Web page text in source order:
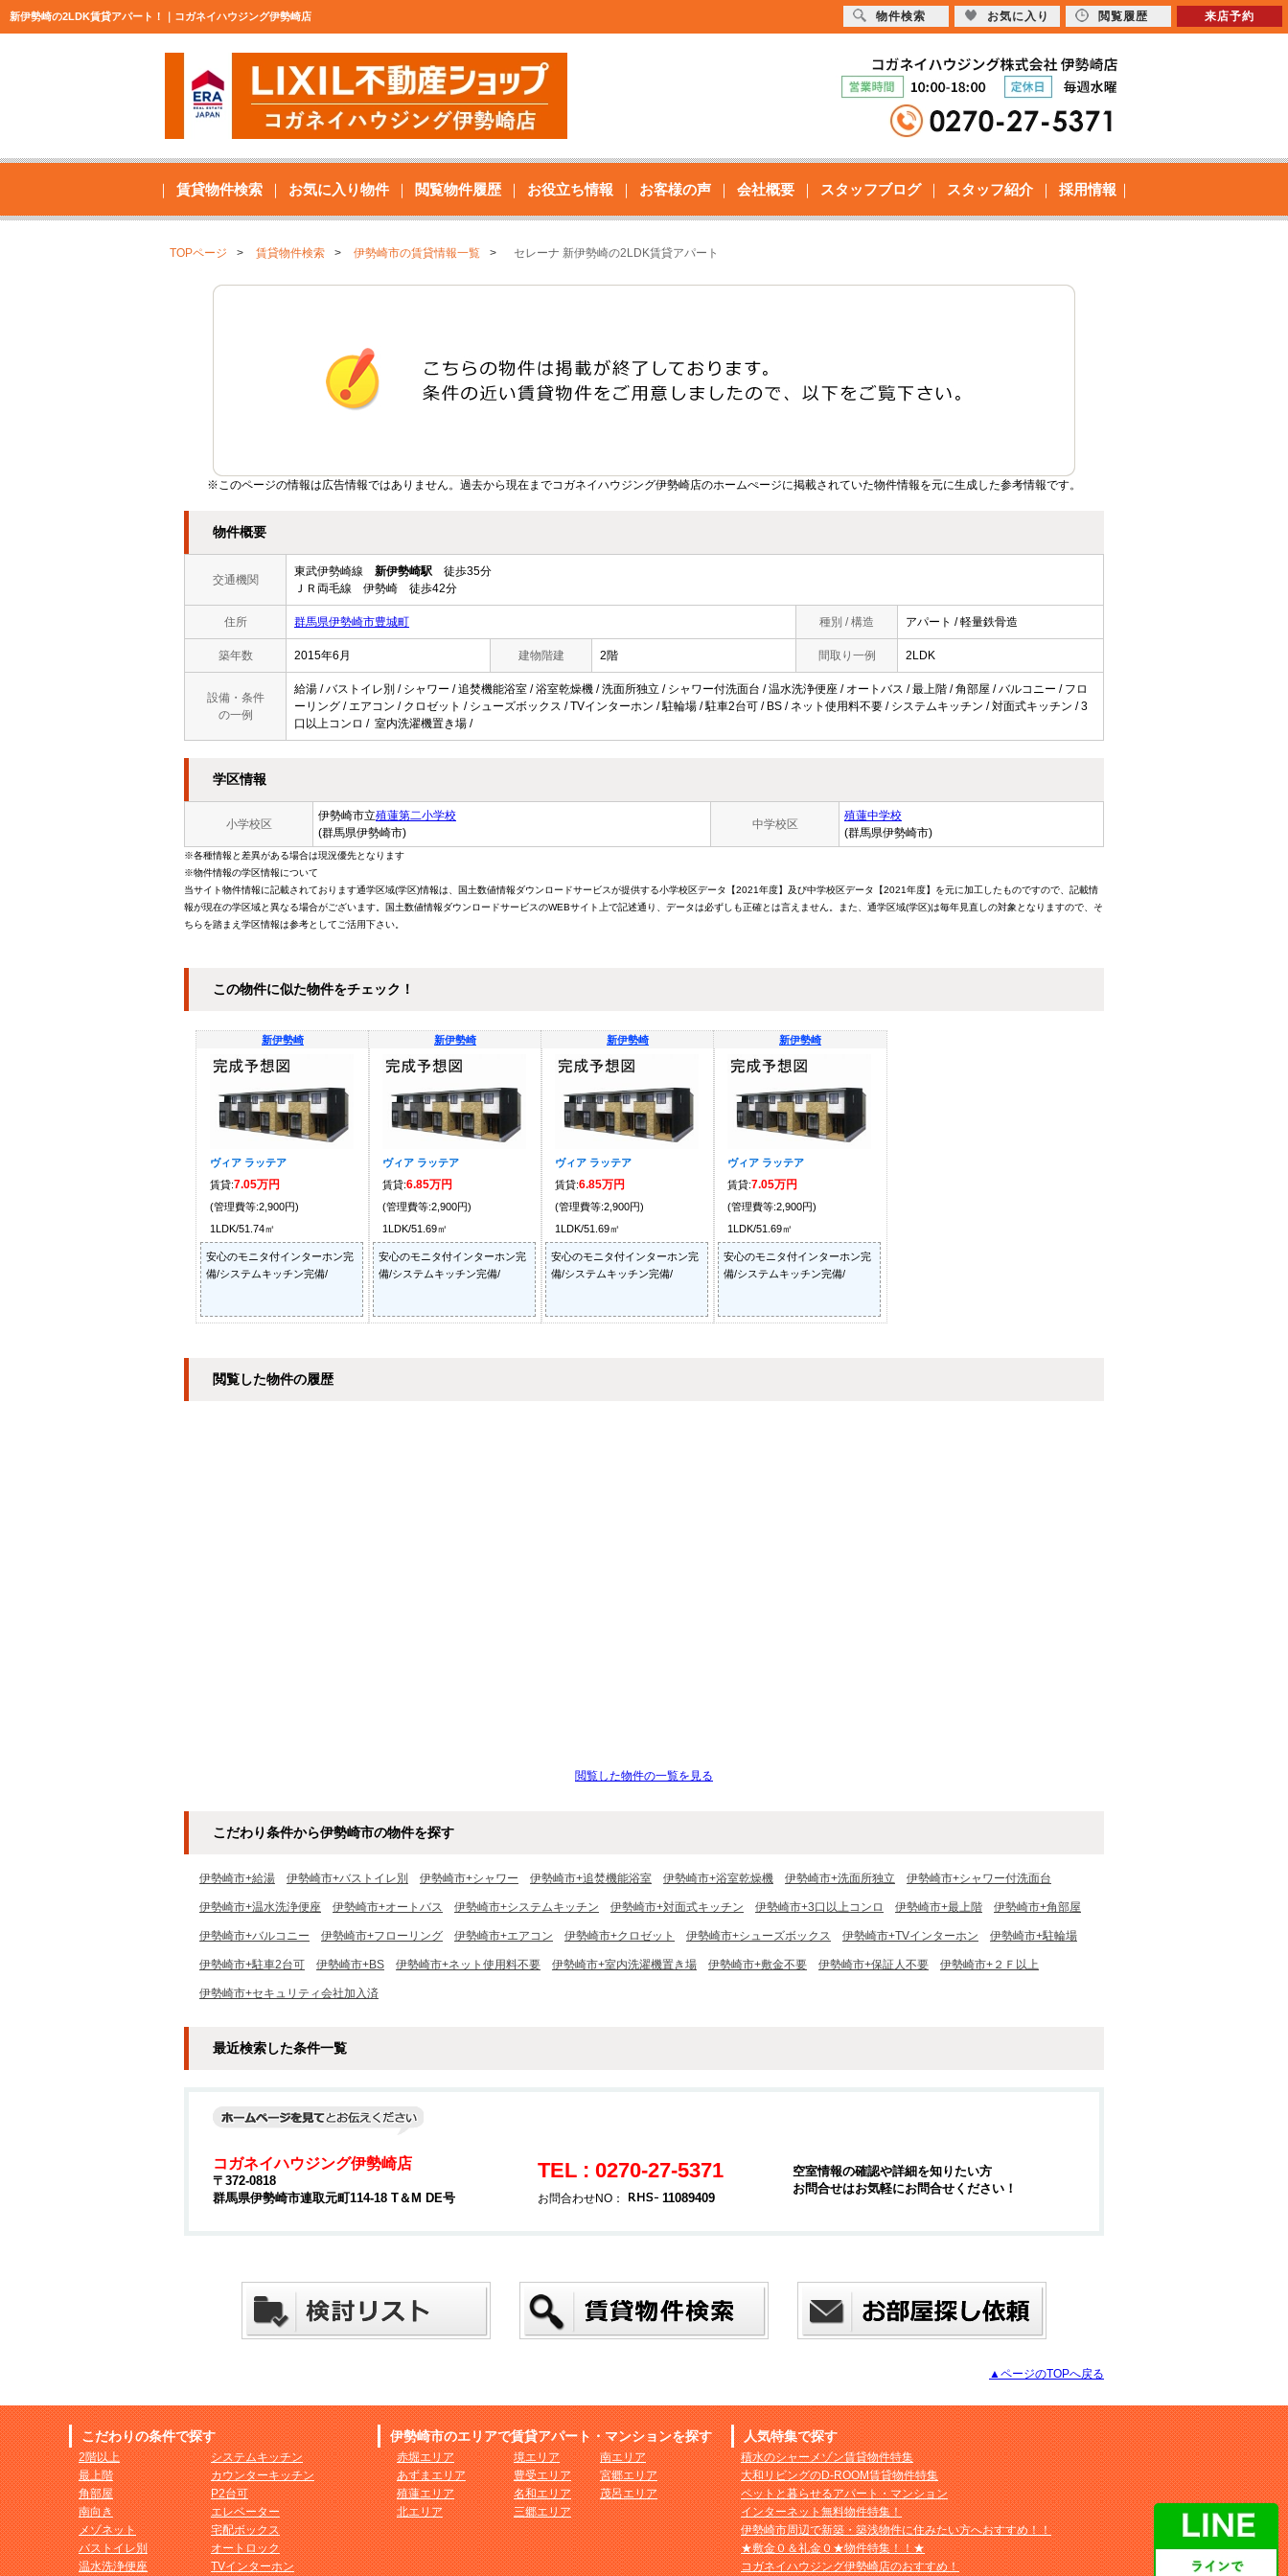
新伊勢崎の2LDK賃貸アパート！｜コガネイハウジング伊勢崎店
賃貸物件検索 お気に入り物件 閲覧物件履歴 お役立ち情報 お客様の声 会社概要 スタッフブログ スタッフ紹介 採用情報
TOPページ 賃貸物件検索 伊勢崎市の賃貸情報一覧 セレーナ 新伊勢崎の2LDK賃貸アパート
※このページの情報は広告情報ではありません。過去から現在までコガネイハウジング伊勢崎店のホームぺージに掲載されていた物件情報を元に生成した参考情報です。
物件概要
交通機関
東武伊勢崎線 新伊勢崎駅 徒歩35分
ＪＲ両毛線 伊勢崎 徒歩42分
住所 群馬県伊勢崎市豊城町 種別 / 構造 アパート / 軽量鉄骨造
築年数 2015年6月 建物階建 2階 間取り一例 2LDK
設備・条件
の一例
給湯 / バストイレ別 / シャワー / 追焚機能浴室 / 浴室乾燥機 / 洗面所独立 / シャワー付洗面台 / 温水洗浄便座 / オートバス / 最上階 / 角部屋 / バルコニー / フロ
ーリング / エアコン / クロゼット / シューズボックス / TVインターホン / 駐輪場 / 駐車2台可 / BS / ネット使用料不要 / システムキッチン / 対面式キッチン / 3
口以上コンロ / 室内洗濯機置き場 /
学区情報
小学校区
伊勢崎市立殖蓮第二小学校
(群馬県伊勢崎市)
中学校区
殖蓮中学校
(群馬県伊勢崎市)
※各種情報と差異がある場合は現況優先となります
※物件情報の学区情報について
当サイト物件情報に記載されております通学区域(学区)情報は、国土数値情報ダウンロードサービスが提供する小学校区データ【2021年度】及び中学校区データ【2021年度】を元に加工したものですので、記載情
報が現在の学区域と異なる場合がございます。国土数値情報ダウンロードサービスのWEBサイト上で記述通り、データは必ずしも正確とは言えません。また、通学区域(学区)は毎年見直しの対象となりますので、そ
ちらを踏まえ学区情報は参考としてご活用下さい。
この物件に似た物件をチェック！
新伊勢崎
ヴィア ラッテア
賃貸:7.05万円
(管理費等:2,900円)
1LDK/51.74㎡
安心のモニタ付インターホン完
備/システムキッチン完備/
新伊勢崎
ヴィア ラッテア
賃貸:6.85万円
(管理費等:2,900円)
1LDK/51.69㎡
安心のモニタ付インターホン完
備/システムキッチン完備/
新伊勢崎
ヴィア ラッテア
賃貸:6.85万円
(管理費等:2,900円)
1LDK/51.69㎡
安心のモニタ付インターホン完
備/システムキッチン完備/
新伊勢崎
ヴィア ラッテア
賃貸:7.05万円
(管理費等:2,900円)
1LDK/51.69㎡
安心のモニタ付インターホン完
備/システムキッチン完備/
閲覧した物件の履歴
閲覧した物件の一覧を見る
こだわり条件から伊勢崎市の物件を探す
伊勢崎市+給湯 伊勢崎市+バストイレ別 伊勢崎市+シャワー 伊勢崎市+追焚機能浴室 伊勢崎市+浴室乾燥機 伊勢崎市+洗面所独立 伊勢崎市+シャワー付洗面台
伊勢崎市+温水洗浄便座 伊勢崎市+オートバス 伊勢崎市+システムキッチン 伊勢崎市+対面式キッチン 伊勢崎市+3口以上コンロ 伊勢崎市+最上階 伊勢崎市+角部屋
伊勢崎市+バルコニー 伊勢崎市+フローリング 伊勢崎市+エアコン 伊勢崎市+クロゼット 伊勢崎市+シューズボックス 伊勢崎市+TVインターホン 伊勢崎市+駐輪場
伊勢崎市+駐車2台可 伊勢崎市+BS 伊勢崎市+ネット使用料不要 伊勢崎市+室内洗濯機置き場 伊勢崎市+敷金不要 伊勢崎市+保証人不要 伊勢崎市+２Ｆ以上
伊勢崎市+セキュリティ会社加入済
最近検索した条件一覧
コガネイハウジング伊勢崎店
〒372-0818
群馬県伊勢崎市連取元町114-18 T＆M DE号
TEL : 0270-27-5371
お問合わせNO： 11089409
空室情報の確認や詳細を知りたい方
お問合せはお気軽にお問合せください！
▲ページのTOPへ戻る
こだわりの条件で探す
2階以上
最上階
角部屋
南向き
メゾネット
バストイレ別
温水洗浄便座
システムキッチン
カウンターキッチン
P2台可
エレベーター
宅配ボックス
オートロック
TVインターホン
伊勢崎市のエリアで賃貸アパート・マンションを探す
赤堀エリア
あずまエリア
殖蓮エリア
北エリア
境エリア
豊受エリア
名和エリア
三郷エリア
南エリア
宮郷エリア
茂呂エリア
人気特集で探す
積水のシャーメゾン賃貸物件特集
大和リビングのD-ROOM賃貸物件特集
ペットと暮らせるアパート・マンション
インターネット無料物件特集！
伊勢崎市周辺で新築・築浅物件に住みたい方へおすすめ！！
★敷金０＆礼金０★物件特集！！★
コガネイハウジング伊勢崎店のおすすめ！
物件検索 お気に入り 閲覧履歴 来店予約